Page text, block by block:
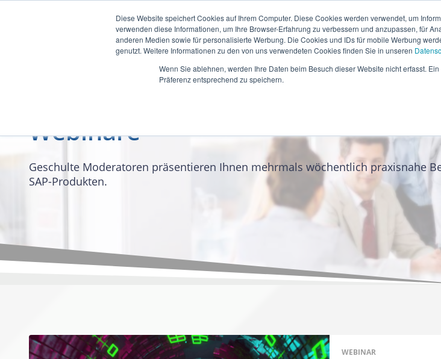
Diese Website speichert Cookies auf Ihrem Computer. Diese Cookies werden verwendet, um
verwenden diese Informationen, um Ihre Browser-Erfahrung zu verbessern und anzupassen, für
anderen Medien sowie für personalisierte Werbung. Die Cookies und IDs für mobile Werbung
genutzt. Weitere Informationen zu den von uns verwendeten Cookies finden Sie in unseren
Wenn Sie ablehnen, werden Ihre Daten beim Besuch dieser Website nicht erfasst.
Präferenz entsprechend zu speichern.
Webinare
Geschulte Moderatoren präsentieren Ihnen mehrmals wöchentlich praxisnahe
SAP-Produkten.
WEBINAR